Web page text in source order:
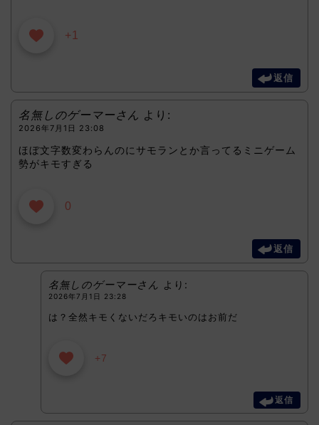
+1
返信
名無しのゲーマーさん より:
2026年7月1日 23:08
ほぼ文字数変わらんのにサモランとか言ってるミニゲーム
勢がキモすぎる
0
返信
名無しのゲーマーさん より:
2026年7月1日 23:28
は？全然キモくないだろキモいのはお前だ
+7
返信